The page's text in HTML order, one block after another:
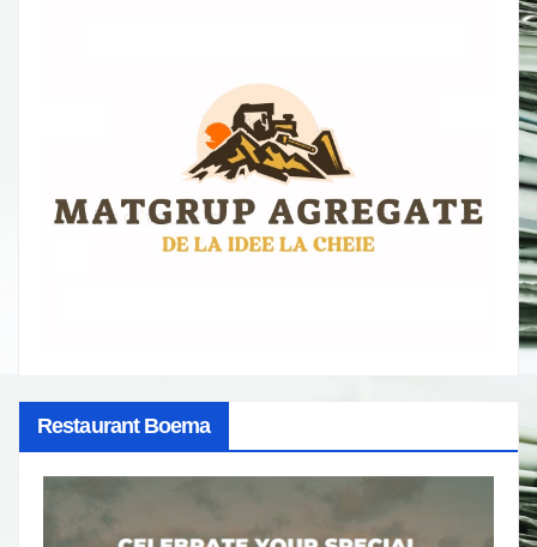
Restaurant Boema